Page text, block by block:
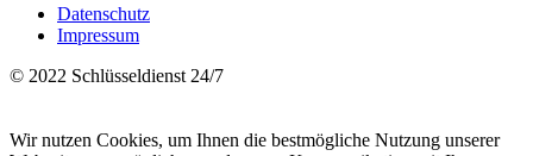
Datenschutz
Impressum
© 2022 Schlüsseldienst 24/7
Wir nutzen Cookies, um Ihnen die bestmögliche Nutzung unserer